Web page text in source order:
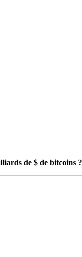
de $ de bitcoins ?